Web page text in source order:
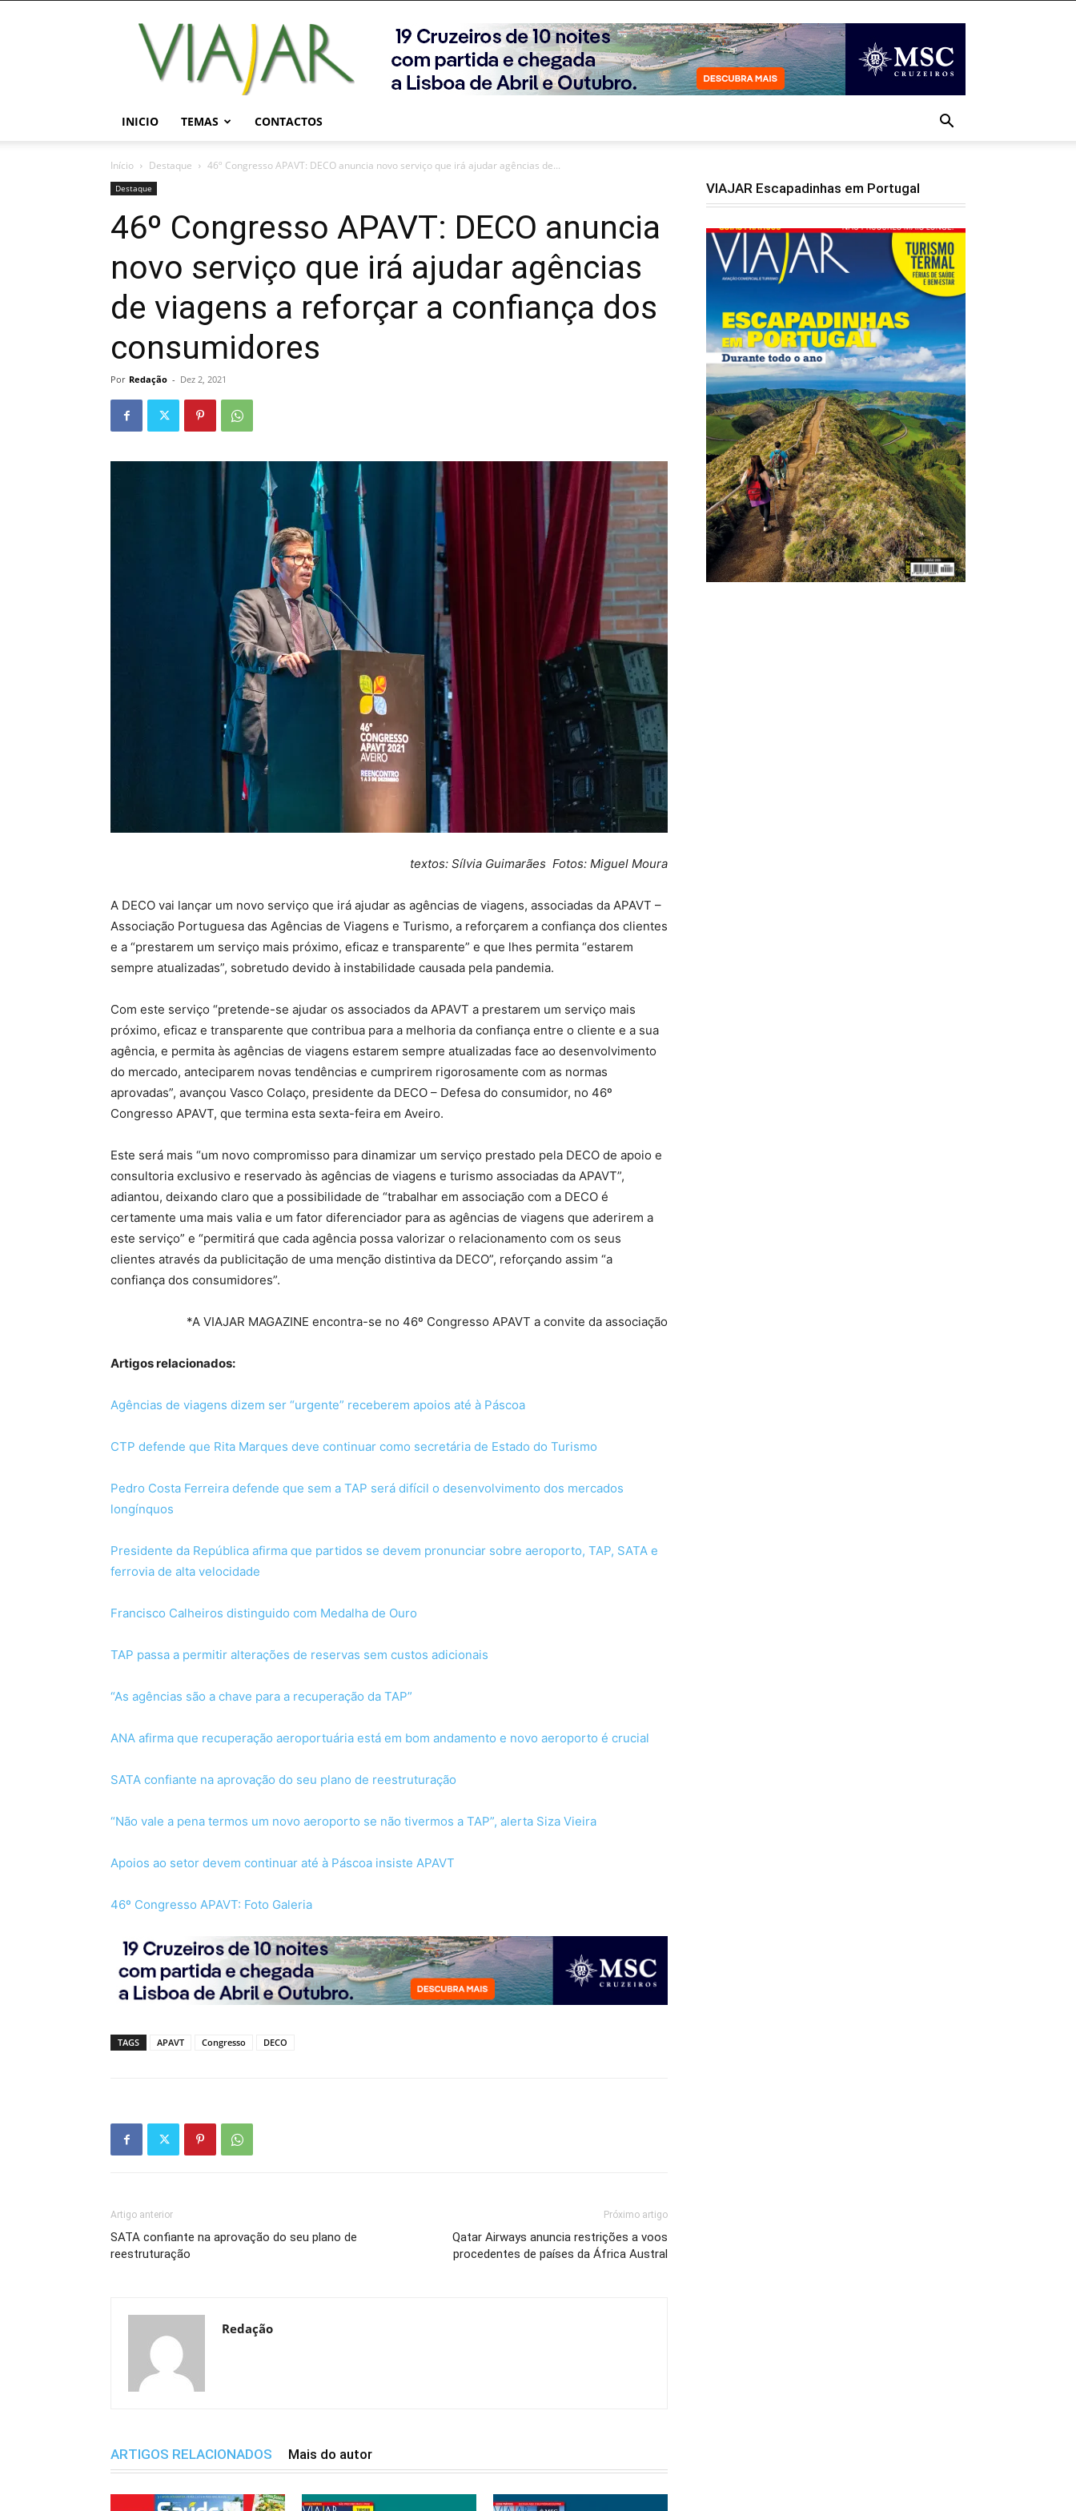
Viajar
Magazine
Online
INICIO TEMAS CONTACTOS
Início Destaque 46º Congresso APAVT: DECO anuncia novo serviço que irá ajudar agências de...
Destaque
46º Congresso APAVT: DECO anuncia
novo serviço que irá ajudar agências
de viagens a reforçar a confiança dos
consumidores
Por Redação - Dez 2, 2021
textos: Sílvia Guimarães Fotos: Miguel Moura
A DECO vai lançar um novo serviço que irá ajudar as agências de viagens, associadas da APAVT –
Associação Portuguesa das Agências de Viagens e Turismo, a reforçarem a confiança dos clientes
e a “prestarem um serviço mais próximo, eficaz e transparente” e que lhes permita “estarem
sempre atualizadas”, sobretudo devido à instabilidade causada pela pandemia.
Com este serviço “pretende-se ajudar os associados da APAVT a prestarem um serviço mais
próximo, eficaz e transparente que contribua para a melhoria da confiança entre o cliente e a sua
agência, e permita às agências de viagens estarem sempre atualizadas face ao desenvolvimento
do mercado, anteciparem novas tendências e cumprirem rigorosamente com as normas
aprovadas”, avançou Vasco Colaço, presidente da DECO – Defesa do consumidor, no 46º
Congresso APAVT, que termina esta sexta-feira em Aveiro.
Este será mais “um novo compromisso para dinamizar um serviço prestado pela DECO de apoio e
consultoria exclusivo e reservado às agências de viagens e turismo associadas da APAVT”,
adiantou, deixando claro que a possibilidade de “trabalhar em associação com a DECO é
certamente uma mais valia e um fator diferenciador para as agências de viagens que aderirem a
este serviço” e “permitirá que cada agência possa valorizar o relacionamento com os seus
clientes através da publicitação de uma menção distintiva da DECO”, reforçando assim “a
confiança dos consumidores”.
*A VIAJAR MAGAZINE encontra-se no 46º Congresso APAVT a convite da associação
Artigos relacionados:
Agências de viagens dizem ser “urgente” receberem apoios até à Páscoa
CTP defende que Rita Marques deve continuar como secretária de Estado do Turismo
Pedro Costa Ferreira defende que sem a TAP será difícil o desenvolvimento dos mercados
longínquos
Presidente da República afirma que partidos se devem pronunciar sobre aeroporto, TAP, SATA e
ferrovia de alta velocidade
Francisco Calheiros distinguido com Medalha de Ouro
TAP passa a permitir alterações de reservas sem custos adicionais
“As agências são a chave para a recuperação da TAP”
ANA afirma que recuperação aeroportuária está em bom andamento e novo aeroporto é crucial
SATA confiante na aprovação do seu plano de reestruturação
“Não vale a pena termos um novo aeroporto se não tivermos a TAP”, alerta Siza Vieira
Apoios ao setor devem continuar até à Páscoa insiste APAVT
46º Congresso APAVT: Foto Galeria
TAGS APAVT Congresso DECO
Artigo anterior
SATA confiante na aprovação do seu plano de
reestruturação
Próximo artigo
Qatar Airways anuncia restrições a voos
procedentes de países da África Austral
Redação
ARTIGOS RELACIONADOS Mais do autor
VIAJAR Escapadinhas em Portugal